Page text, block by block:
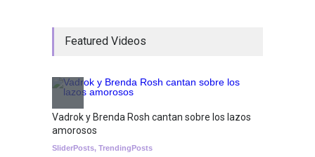
el show de Richie O'Farrill
becoming a reality
Featured Videos
Vadrok y Brenda Rosh cantan sobre los lazos
amorosos
SliderPosts, TrendingPosts